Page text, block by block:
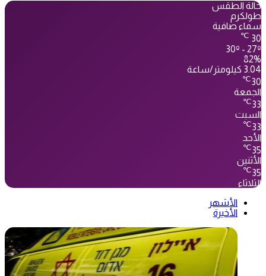
حالة الطقس
طولكرم
سماء صافية
30
℃
30º - 27º
82%
3.04 كيلومتر/ساعة
30
℃
الجمعة
33
℃
السبت
33
℃
الأحد
35
℃
الأثنين
35
℃
الثلاثاء
الأشهر
الأخيرة